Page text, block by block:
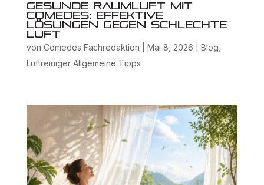
Gesunde Raumluft mit
Comedes: Effektive
Lösungen gegen schlechte
Luft
von Comedes Fachredaktion Mai 8, 2026 Blog
Luftreiniger Allgemeine Tipps